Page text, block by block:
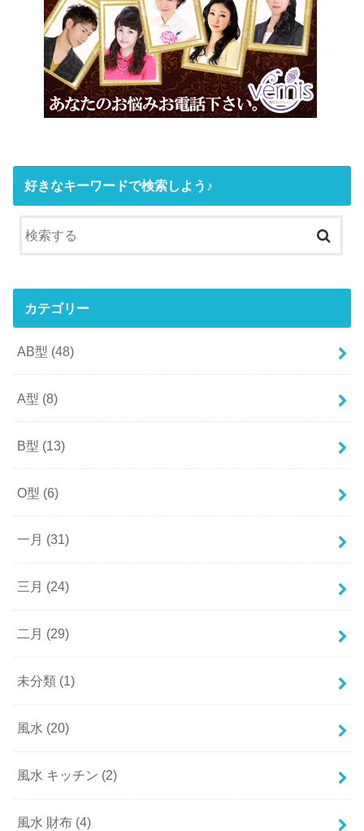
好きなキーワードで検索しよう♪
カテゴリー
AB型 (48)
A型 (8)
B型 (13)
O型 (6)
一月 (31)
三月 (24)
二月 (29)
未分類 (1)
風水 (20)
風水 キッチン (2)
風水 財布 (4)